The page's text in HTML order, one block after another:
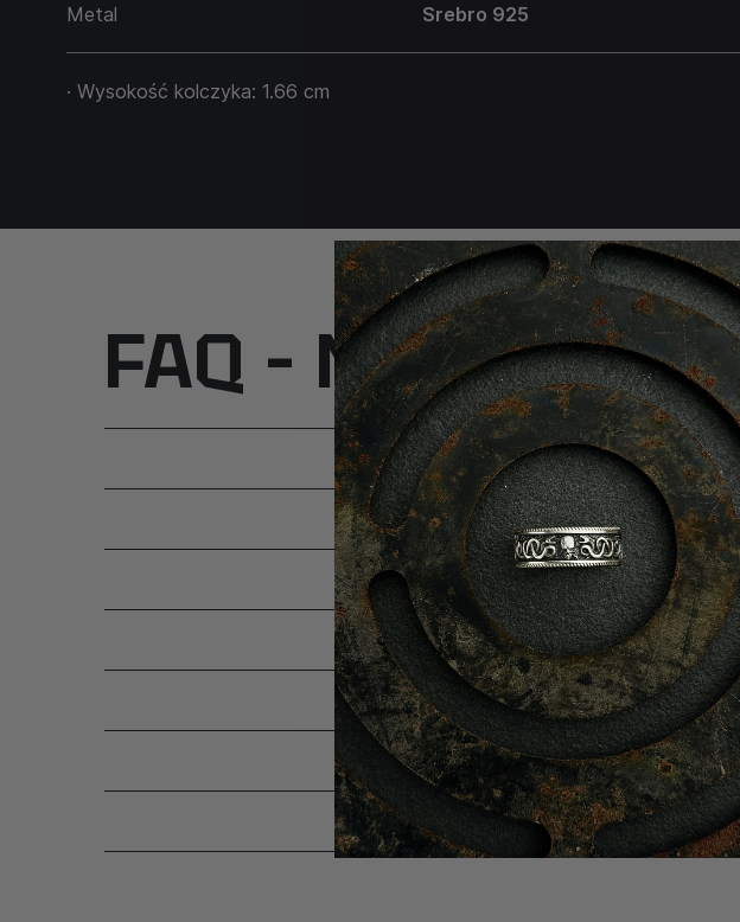
Metal Srebro 925
· Wysokość kolczyka: 1.66 cm
FAQ –
Z JAKIEGO
JAK
CZY
CZY MOGĘ
JAK
SKĄD POCHODZI MARKA I
JAK DBAĆ O